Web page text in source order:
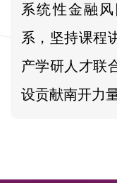
系统性金融
系，坚持课程
产学研人才联
设贡献南开力量